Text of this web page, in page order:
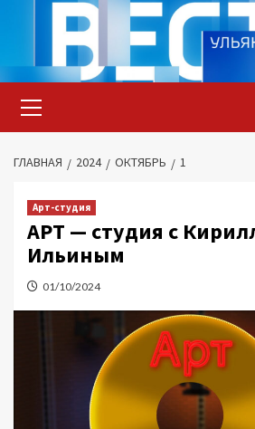
содержимому
меню
ГЛАВНАЯ 2024 ОКТЯБРЬ 1
Арт-студия
АРТ — студия с
Ильиным
01/10/2024